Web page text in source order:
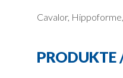
Cavalor,
PRODUKTE